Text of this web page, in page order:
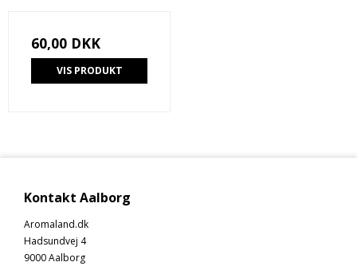
60,00 DKK
VIS PRODUKT
Kontakt Aalborg
Aromaland.dk
Hadsundvej 4
9000 Aalborg